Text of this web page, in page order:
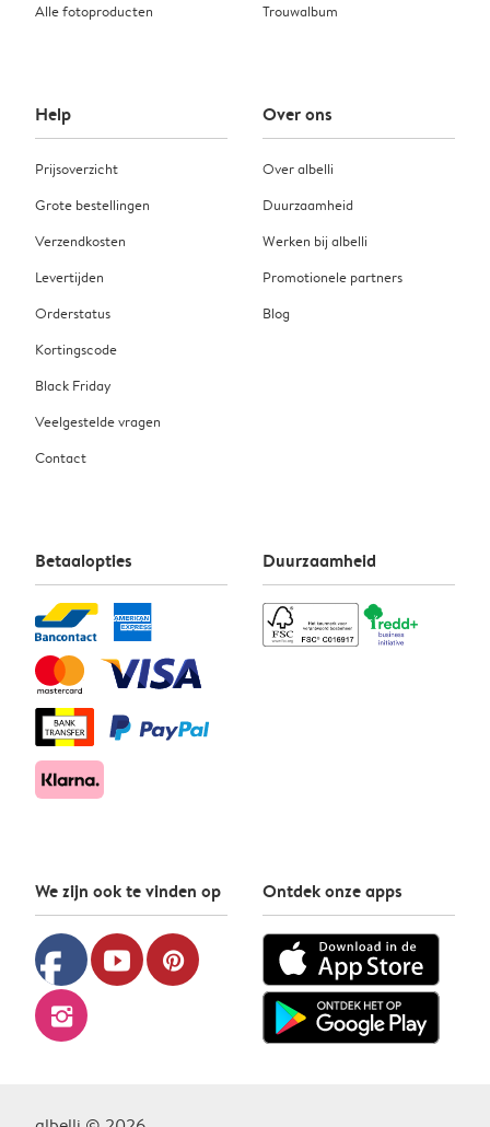
Alle fotoproducten
Trouwalbum
Help
Prijsoverzicht
Grote bestellingen
Verzendkosten
Levertijden
Orderstatus
Kortingscode
Black Friday
Veelgestelde vragen
Contact
Over ons
Over albelli
Duurzaamheid
Werken bij albelli
Promotionele partners
Blog
Betaalopties Duurzaamheid
We zijn ook te vinden op
facebook youtube pinterest
instagram
Ontdek onze apps